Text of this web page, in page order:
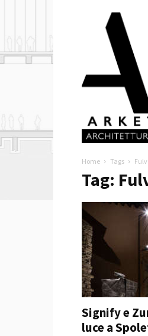
Arketipo
Home Tags
Tag:
Signify e
luce a